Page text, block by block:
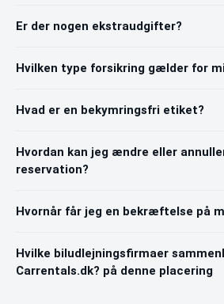
Er der nogen ekstraudgifter?
Hvilken type forsikring gælder for
Hvad er en bekymringsfri etiket?
Hvordan kan jeg ændre eller
reservation?
Hvornår får jeg en bekræftelse på
Hvilke biludlejningsfirmaer
Carrentals.dk? på denne placering